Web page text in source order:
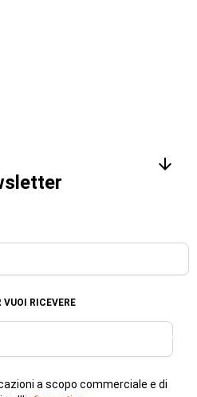
RICEVERE
a scopo commerciale e di